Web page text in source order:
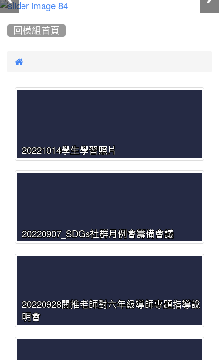
回模組首頁

20221014學生學習照片
20220907_SDGs社群月例會籌備會議
20220928閱推老師對六年級導師專題指導說
明會